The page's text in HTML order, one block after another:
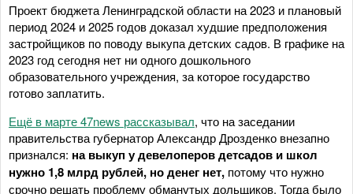
Проект бюджета Ленинградской области на 2023 и плановый
период 2024 и 2025 годов доказал худшие предположения
застройщиков по поводу выкупа детских садов. В графике на
2023 год сегодня нет ни одного дошкольного
образовательного учреждения, за которое государство
готово заплатить.
Ещё в марте 47news рассказывал, что на заседании
правительства губернатор Александр Дрозденко внезапно
признался: на выкуп у девелоперов детсадов и школ
нужно 1,8 млрд рублей, но денег нет, потому что нужно
срочно решать проблему обманутых дольщиков. Тогда было